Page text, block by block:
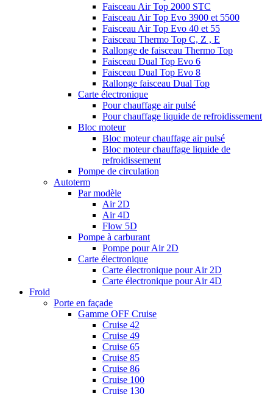
Faisceau Air Top 2000 STC
Faisceau Air Top Evo 3900 et 5500
Faisceau Air Top Evo 40 et 55
Faisceau Thermo Top C, Z , E
Rallonge de faisceau Thermo Top
Faisceau Dual Top Evo 6
Faisceau Dual Top Evo 8
Rallonge faisceau Dual Top
Carte électronique
Pour chauffage air pulsé
Pour chauffage liquide de refroidissement
Bloc moteur
Bloc moteur chauffage air pulsé
Bloc moteur chauffage liquide de
refroidissement
Pompe de circulation
Autoterm
Par modèle
Air 2D
Air 4D
Flow 5D
Pompe à carburant
Pompe pour Air 2D
Carte électronique
Carte électronique pour Air 2D
Carte électronique pour Air 4D
Froid
Porte en façade
Gamme OFF Cruise
Cruise 42
Cruise 49
Cruise 65
Cruise 85
Cruise 86
Cruise 100
Cruise 130